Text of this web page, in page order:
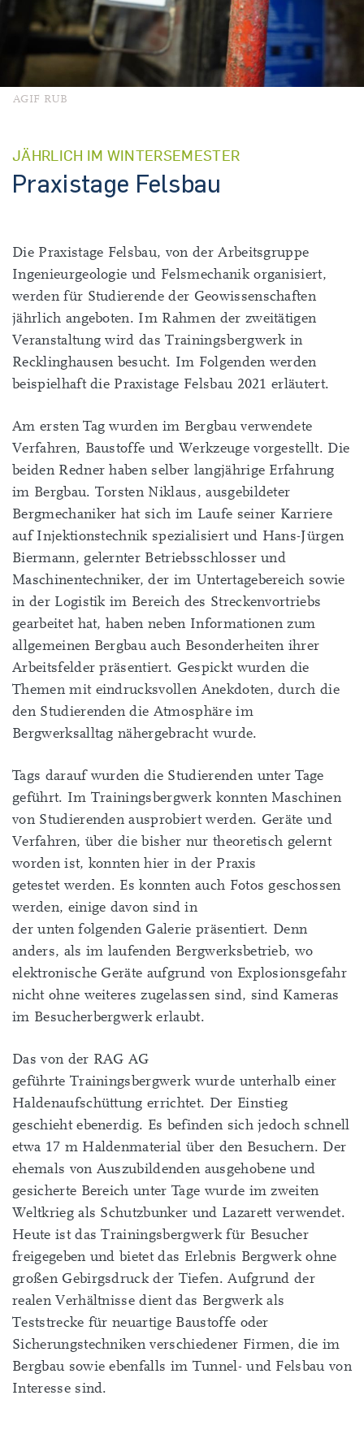
AGIF RUB
JÄHRLICH IM WINTERSEMESTER
Praxistage Felsbau
Die Praxistage Felsbau, von der Arbeitsgruppe
Ingenieurgeologie und Felsmechanik organisiert,
werden für Studierende der Geowissenschaften
jährlich angeboten. Im Rahmen der zweitätigen
Veranstaltung wird das Trainingsbergwerk in
Recklinghausen besucht. Im Folgenden werden
beispielhaft die Praxistage Felsbau 2021 erläutert.
Am ersten Tag wurden im Bergbau verwendete
Verfahren, Baustoffe und Werkzeuge vorgestellt. Die
beiden Redner haben selber langjährige Erfahrung
im Bergbau. Torsten Niklaus, ausgebildeter
Bergmechaniker hat sich im Laufe seiner Karriere
auf Injektionstechnik spezialisiert und Hans-Jürgen
Biermann, gelernter Betriebsschlosser und
Maschinentechniker, der im Untertagebereich sowie
in der Logistik im Bereich des Streckenvortriebs
gearbeitet hat, haben neben Informationen zum
allgemeinen Bergbau auch Besonderheiten ihrer
Arbeitsfelder präsentiert. Gespickt wurden die
Themen mit eindrucksvollen Anekdoten, durch die
den Studierenden die Atmosphäre im
Bergwerksalltag nähergebracht wurde.
Tags darauf wurden die Studierenden unter Tage
geführt. Im Trainingsbergwerk konnten Maschinen
von Studierenden ausprobiert werden. Geräte und
Verfahren, über die bisher nur theoretisch gelernt
worden ist, konnten hier in der Praxis
getestet werden. Es konnten auch Fotos geschossen
werden, einige davon sind in
der unten folgenden Galerie präsentiert. Denn
anders, als im laufenden Bergwerksbetrieb, wo
elektronische Geräte aufgrund von Explosionsgefahr
nicht ohne weiteres zugelassen sind, sind Kameras
im Besucherbergwerk erlaubt.
Das von der RAG AG
geführte Trainingsbergwerk wurde unterhalb einer
Haldenaufschüttung errichtet. Der Einstieg
geschieht ebenerdig. Es befinden sich jedoch schnell
etwa 17 m Haldenmaterial über den Besuchern. Der
ehemals von Auszubildenden ausgehobene und
gesicherte Bereich unter Tage wurde im zweiten
Weltkrieg als Schutzbunker und Lazarett verwendet.
Heute ist das Trainingsbergwerk für Besucher
freigegeben und bietet das Erlebnis Bergwerk ohne
großen Gebirgsdruck der Tiefen. Aufgrund der
realen Verhältnisse dient das Bergwerk als
Teststrecke für neuartige Baustoffe oder
Sicherungstechniken verschiedener Firmen, die im
Bergbau sowie ebenfalls im Tunnel- und Felsbau von
Interesse sind.